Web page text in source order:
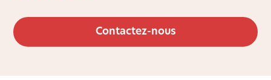
Contactez-nous